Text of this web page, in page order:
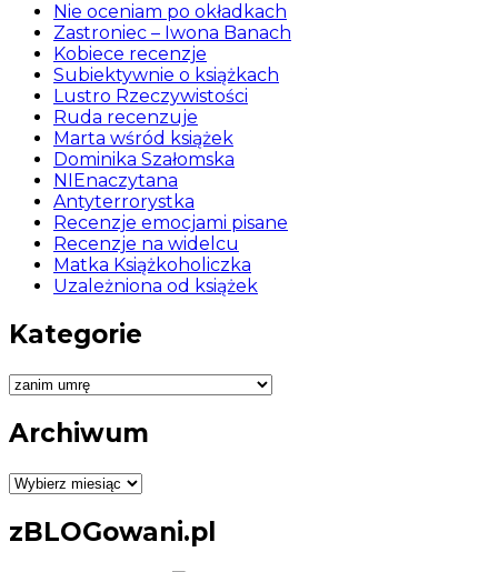
Nie oceniam po okładkach
Zastroniec – Iwona Banach
Kobiece recenzje
Subiektywnie o książkach
Lustro Rzeczywistości
Ruda recenzuje
Marta wśród książek
Dominika Szałomska
NIEnaczytana
Antyterrorystka
Recenzje emocjami pisane
Recenzje na widelcu
Matka Książkoholiczka
Uzależniona od książek
Kategorie
Kategorie
Archiwum
Archiwum
zBLOGowani.pl